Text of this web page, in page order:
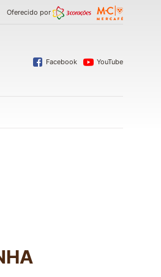
Oferecido por
Facebook YouTube